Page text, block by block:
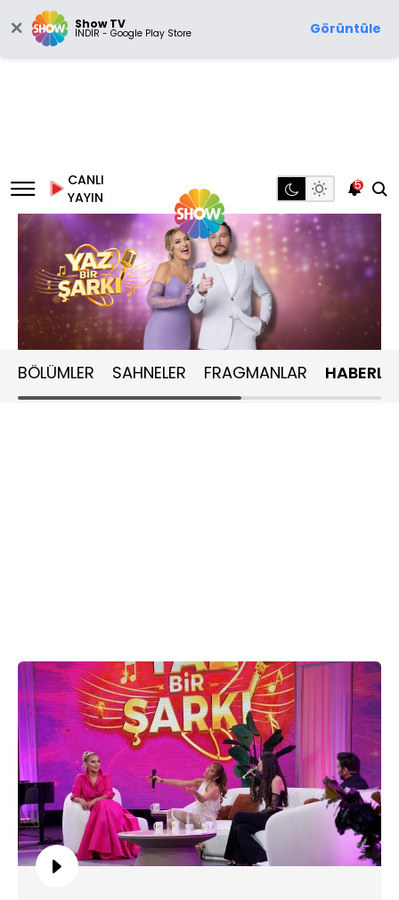
Show TV
İNDİR - Google Play Store Görüntüle
CANLI
YAYIN
5
BÖLÜMLER SAHNELER FRAGMANLAR